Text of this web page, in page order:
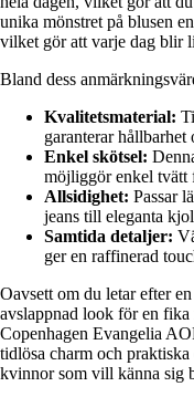
unika mönstret på blusen
vilket gör att varje dag blir
Bland dess
Kvalitetsmaterial:
garanterar
Enkel skötsel:
möjliggör enkel tvätt
Allsidighet: Passar
jeans till eleganta
Samtida detaljer:
ger en raffinerad
Oavsett om du letar efter
avslappnad look för en fika
Copenhagen Evangelia
tidlösa charm och
kvinnor som vill känna sig